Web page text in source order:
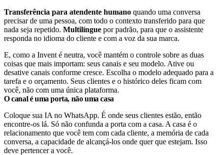
Transferência para atendente humano quando uma conversa
precisar de uma pessoa, com todo o contexto transferido para que
nada seja repetido. Multilíngue por padrão, para que o assistente
responda no idioma do cliente e com a voz da sua marca.
E, como a Invent é neutra, você mantém o controle sobre as duas
coisas que mais importam: seus canais e seu modelo. Ative ou
desative canais conforme cresce. Escolha o modelo adequado para a
tarefa e o orçamento. Seus clientes e o histórico deles ficam com
você, não com uma única plataforma.
O canal é uma porta, não uma casa
Coloque sua IA no WhatsApp. É onde seus clientes estão, então
encontre-os lá. Só não confunda a porta com a casa. A casa é o
relacionamento que você tem com cada cliente, a memória de cada
conversa, a capacidade de alcançá-los onde quer que estejam. Isso
deve pertencer a você.